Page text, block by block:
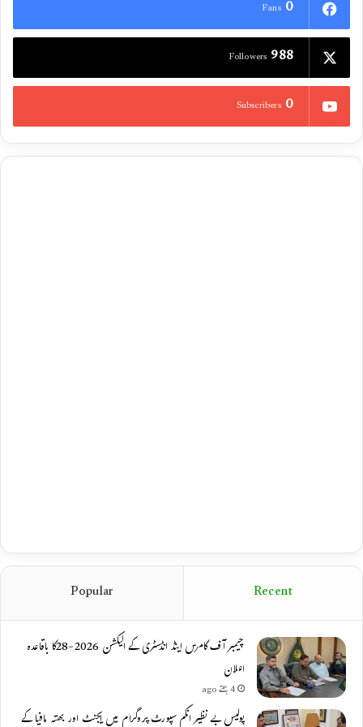
0
Fans
988
Followers
0
Subscribers
Recent
Popular
چیمبر آف کامرس اینڈ انڈسٹری کے الیکشن 2026-28کا باقاعدہ
اعلان
4 ہفتے ago
پولیس بے نظیر انکم سپورٹ پروگرام میں ایجنٹ اور بھتہ مافیا کے